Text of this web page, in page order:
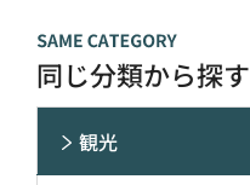
同じ分類から探す
観光